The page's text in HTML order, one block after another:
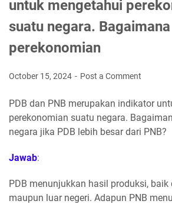
untuk mengetahui
suatu negara. Bagaimana
perekonomian
October 15, 2024 Post a Comment
PDB dan PNB merupakan indikator
perekonomian suatu negara.
negara jika PDB lebih besar dari PNB?
Jawab:
PDB menunjukkan hasil produksi, baik
maupun luar negeri. Adapun PNB